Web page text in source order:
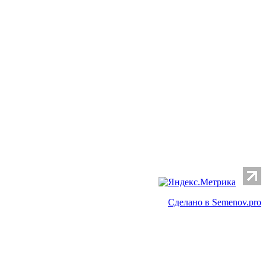
Сделано в Semenov.pro